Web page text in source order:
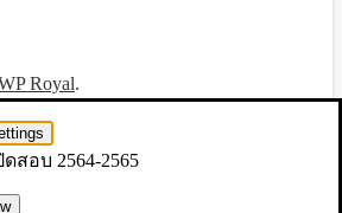
Royal.